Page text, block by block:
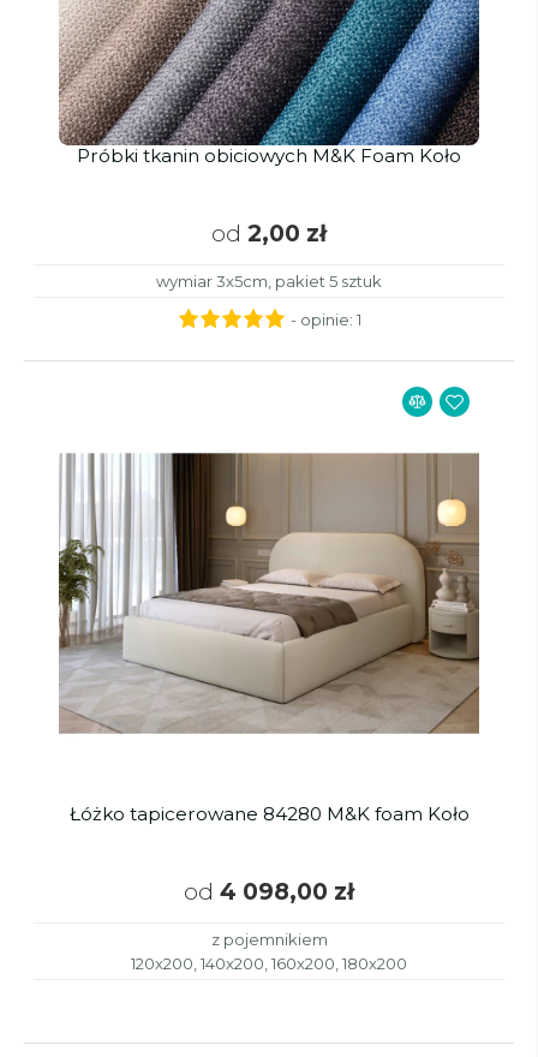
Próbki tkanin obiciowych M&K Foam Koło
od 2,00 zł
wymiar 3x5cm, pakiet 5 sztuk
- opinie: 1
Łóżko tapicerowane 84280 M&K foam Koło
od 4 098,00 zł
z pojemnikiem
120x200, 140x200, 160x200, 180x200